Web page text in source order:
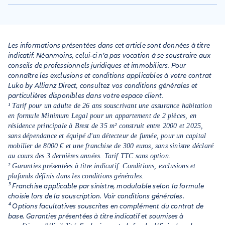
que l'ensemble des fuites possibles au sein de votre
logement. Elle couvre également, par l'assurance
responsabilité civile, les dommages causés à vos voisins suite
à une fuite d'eau dont l'origine se situe dans votre logement.
Les informations présentées dans cet article sont données à titre
indicatif. Néanmoins, celui-ci n’a pas vocation à se soustraire aux
conseils de professionnels juridiques et immobiliers. Pour
connaître les exclusions et conditions applicables à votre contrat
Luko by Allianz Direct, consultez vos conditions générales et
particulières disponibles dans votre espace client.
¹ Tarif pour un adulte de 26 ans souscrivant une assurance habitation
en formule Minimum Legal pour un appartement de 2 pièces, en
résidence principale à Brest de 35 m² construit entre 2000 et 2025,
sans dépendance et équipé d'un détecteur de fumée, pour un capital
mobilier de 8000 € et une franchise de 300 euros, sans sinistre déclaré
au cours des 3 dernières années. Tarif TTC sans option.
² Garanties présentées à titre indicatif. Conditions, exclusions et
plafonds définis dans les conditions générales.
³ Franchise applicable par sinistre, modulable selon la formule
choisie lors de la souscription. Voir conditions générales.
⁴ Options facultatives souscrites en complément du contrat de
base. Garanties présentées à titre indicatif et soumises à